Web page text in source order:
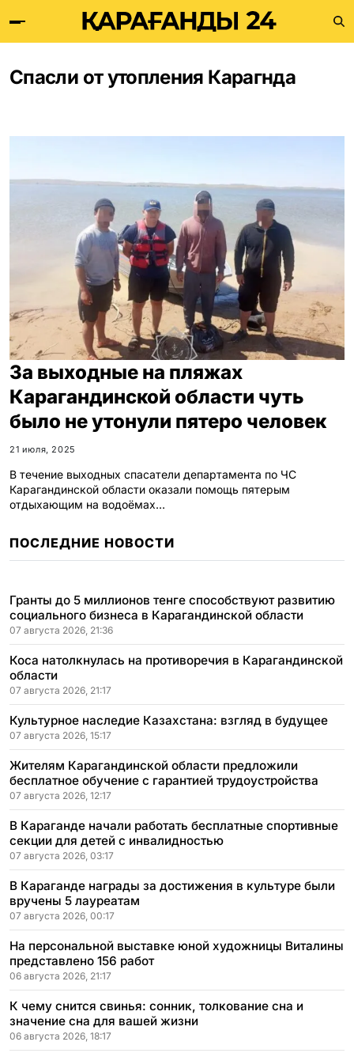
Спасли от утопления Карагнда
За выходные на пляжах
Карагандинской области чуть
было не утонули пятеро человек
21 июля, 2025
В течение выходных спасатели департамента по ЧС
Карагандинской области оказали помощь пятерым
отдыхающим на водоёмах…
ПОСЛЕДНИЕ НОВОСТИ
Гранты до 5 миллионов тенге способствуют развитию
социального бизнеса в Карагандинской области
07 августа 2026, 21:36
Коса натолкнулась на противоречия в Карагандинской
области
07 августа 2026, 21:17
Культурное наследие Казахстана: взгляд в будущее
07 августа 2026, 15:17
Жителям Карагандинской области предложили
бесплатное обучение с гарантией трудоустройства
07 августа 2026, 12:17
В Караганде начали работать бесплатные спортивные
секции для детей с инвалидностью
07 августа 2026, 03:17
В Караганде награды за достижения в культуре были
вручены 5 лауреатам
07 августа 2026, 00:17
На персональной выставке юной художницы Виталины
представлено 156 работ
06 августа 2026, 21:17
К чему снится свинья: сонник, толкование сна и
значение сна для вашей жизни
06 августа 2026, 18:17